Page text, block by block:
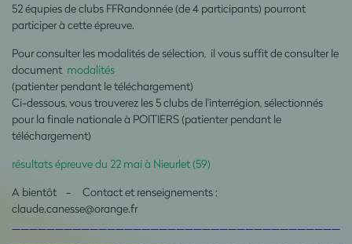
52 équpies de clubs FFRandonnée (de 4 participants) pourront
participer à cette épreuve.
Pour consulter les modalités de sélection, il vous suffit de consulter le
document modalités
(patienter pendant le téléchargement)
Ci-dessous, vous trouverez les 5 clubs de l'interrégion, sélectionnés
pour la finale nationale à POITIERS (patienter pendant le
téléchargement)
résultats épreuve du 22 mai à Nieurlet (59)
A bientôt - Contact et renseignements :
claude.canesse@orange.fr